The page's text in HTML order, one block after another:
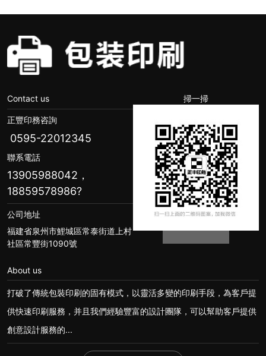
Contact us
正豐印務咨詢
0595-22012345
聯系電話
13905988042，
18859578986?
公司地址
福建省泉州市鯉城區常泰街道上村
社區常豐街1090號
掃一掃
About us
打破了傳統包裝印刷的固有模式，以靈活多變的印刷手段，為客戶提
供快速印刷服務，并且我們經驗豐富的設計團隊，可以幫助客戶提供
創意設計服務的...